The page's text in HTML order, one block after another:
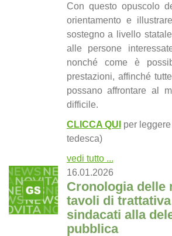
Con questo opuscolo
orientamento e
sostegno a livello
alle persone
nonché come è
prestazioni, affinché
possano affrontare al
difficile.
CLICCA QUI per
tedesca)
vedi tutto ...
16.01.2026
Cronologia delle
tavoli di
sindacati alla
pubblica